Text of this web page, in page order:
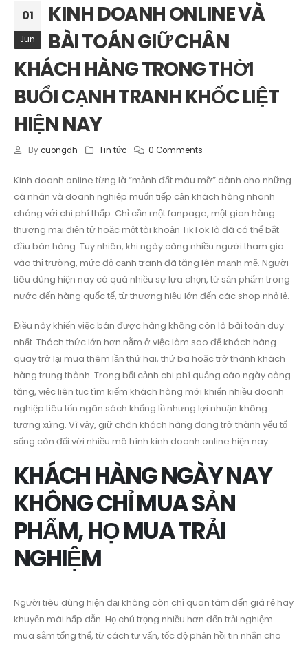
01
Jun
KINH DOANH ONLINE VÀ
BÀI TOÁN GIỮ CHÂN
KHÁCH HÀNG TRONG THỜI
BUỔI CẠNH TRANH KHỐC LIỆT
HIỆN NAY
By cuongdh Tin tức 0 Comments
Kinh doanh online từng là “mảnh đất màu mỡ” dành cho những
cá nhân và doanh nghiệp muốn tiếp cận khách hàng nhanh
chóng với chi phí thấp. Chỉ cần một fanpage, một gian hàng
thương mại điện tử hoặc một tài khoản TikTok là đã có thể bắt
đầu bán hàng. Tuy nhiên, khi ngày càng nhiều người tham gia
vào thị trường, mức độ cạnh tranh đã tăng lên mạnh mẽ. Người
tiêu dùng hiện nay có quá nhiều sự lựa chọn, từ sản phẩm trong
nước đến hàng quốc tế, từ thương hiệu lớn đến các shop nhỏ lẻ.
Điều này khiến việc bán được hàng không còn là bài toán duy
nhất. Thách thức lớn hơn nằm ở việc làm sao để khách hàng
quay trở lại mua thêm lần thứ hai, thứ ba hoặc trở thành khách
hàng trung thành. Trong bối cảnh chi phí quảng cáo ngày càng
tăng, việc liên tục tìm kiếm khách hàng mới khiến nhiều doanh
nghiệp tiêu tốn ngân sách khổng lồ nhưng lợi nhuận không
tương xứng. Vì vậy, giữ chân khách hàng đang trở thành yếu tố
sống còn đối với nhiều mô hình kinh doanh online hiện nay.
KHÁCH HÀNG NGÀY NAY
KHÔNG CHỈ MUA SẢN
PHẨM, HỌ MUA TRẢI
NGHIỆM
Người tiêu dùng hiện đại không còn chỉ quan tâm đến giá rẻ hay
khuyến mãi hấp dẫn. Họ chú trọng nhiều hơn đến trải nghiệm
mua sắm tổng thể, từ cách tư vấn, tốc độ phản hồi tin nhắn cho